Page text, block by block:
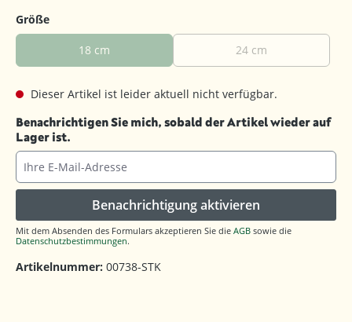
Größeauswählen
18 cm 24 cm
Dieser Artikel ist leider aktuell nicht verfügbar.
Benachrichtigen Sie mich, sobald der Artikel wieder auf
Lager ist.
Ihre E-Mail-Adresse
Benachrichtigung aktivieren
Mit dem Absenden des Formulars akzeptieren Sie die AGB sowie die
Datenschutzbestimmungen.
Artikelnummer: 00738-STK